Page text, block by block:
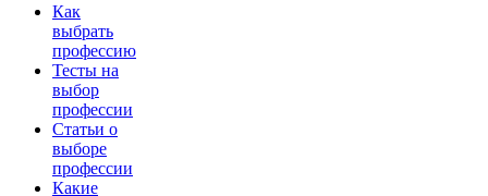
Как
выбрать
профессию
Тесты на
выбор
профессии
Статьи о
выборе
профессии
Какие